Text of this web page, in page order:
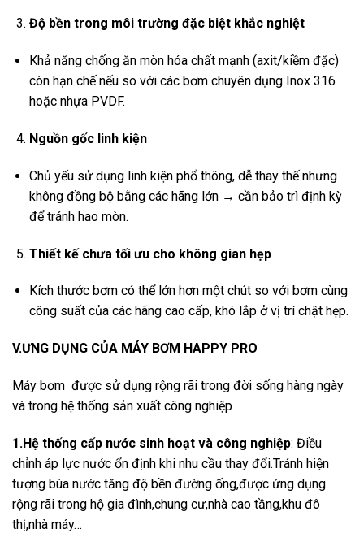
Độ bền trong môi trường đặc biệt khắc nghiệt
Khả năng chống ăn mòn hóa chất mạnh (axit/kiềm đặc)
còn hạn chế nếu so với các bơm chuyên dụng Inox 316
hoặc nhựa PVDF.
Nguồn gốc linh kiện
Chủ yếu sử dụng linh kiện phổ thông, dễ thay thế nhưng
không đồng bộ bằng các hãng lớn → cần bảo trì định kỳ
để tránh hao mòn.
Thiết kế chưa tối ưu cho không gian hẹp
Kích thước bơm có thể lớn hơn một chút so với bơm cùng
công suất của các hãng cao cấp, khó lắp ở vị trí chật hẹp.
V.ƯNG DỤNG CỦA MÁY BƠM HAPPY PRO
Máy bơm được sử dụng rộng rãi trong đời sống hàng ngày
và trong hệ thống sản xuất công nghiệp
1.Hệ thống cấp nước sinh hoạt và công nghiệp: Điều
chỉnh áp lực nước ổn định khi nhu cầu thay đổi.Tránh hiện
tượng búa nước tăng độ bền đường ống,được ứng dụng
rộng rãi trong hộ gia đình,chung cư,nhà cao tầng,khu đô
thị,nhà máy…